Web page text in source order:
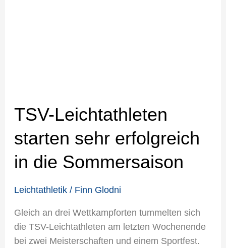
TSV-Leichtathleten
starten sehr erfolgreich
in die Sommersaison
Leichtathletik/ Finn Glodni
Gleich an drei Wettkampforten tummelten sich
die TSV-Leichtathleten am letzten Wochenende
bei zwei Meisterschaften und einem Sportfest.